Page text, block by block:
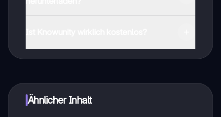
Ähnlicher Inhalt